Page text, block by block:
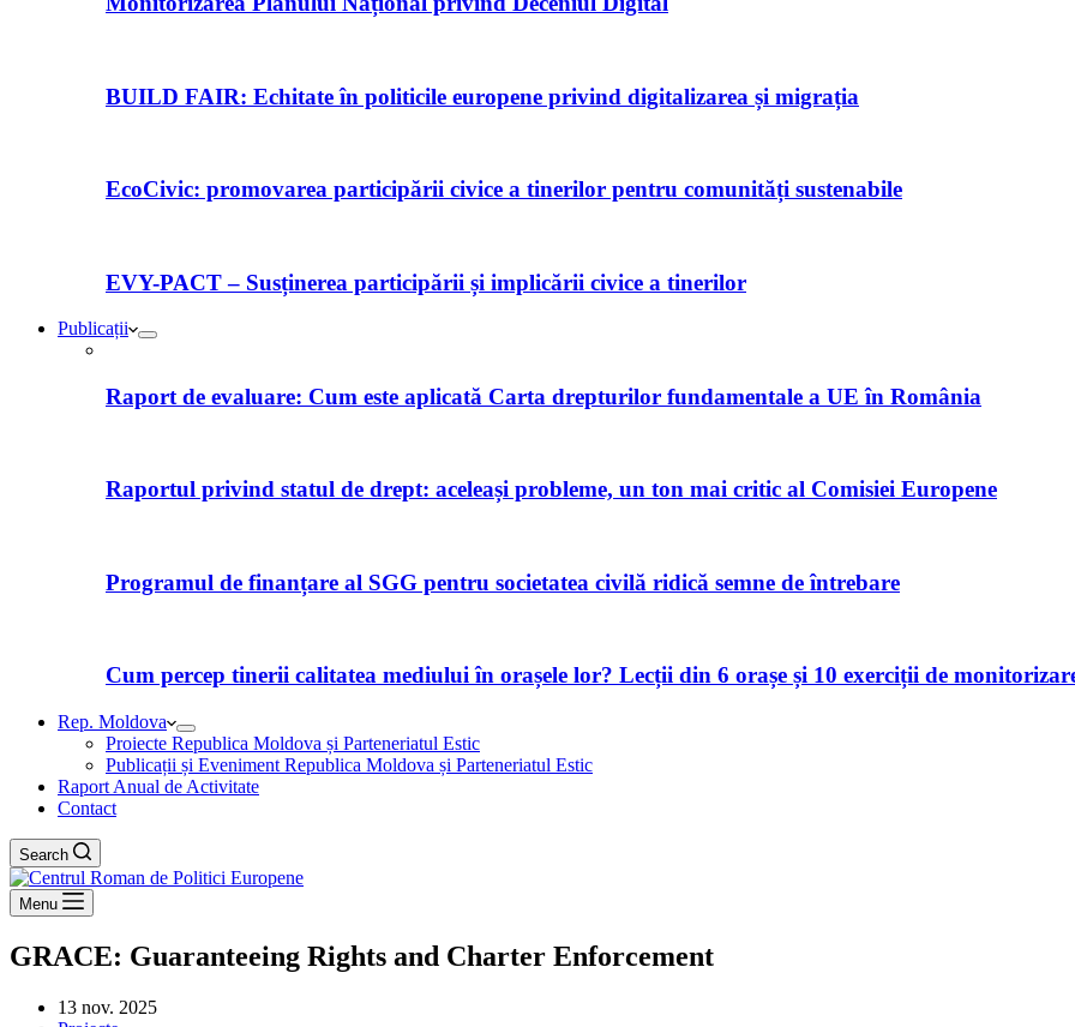
BUILD FAIR: Echitate în politicile europene privind digitalizarea și migrația
EcoCivic: promovarea participării civice a tinerilor pentru comunități sustenabile
EVY-PACT – Susținerea participării și implicării civice a tinerilor
Publicații
Raport de evaluare: Cum este aplicată Carta drepturilor fundamentale a UE în România
Raportul privind statul de drept: aceleași probleme, un ton mai critic al Comisiei Europene
Programul de finanțare al SGG pentru societatea civilă ridică semne de întrebare
Cum percep tinerii calitatea mediului în orașele lor? Lecții din 6 orașe și 10 exerciții de
Rep. Moldova
Proiecte Republica Moldova și Parteneriatul Estic
Publicații și Eveniment Republica Moldova și Parteneriatul Estic
Raport Anual de Activitate
Contact
Search
Menu
GRACE: Guaranteeing Rights and Charter Enforcement
13 nov. 2025